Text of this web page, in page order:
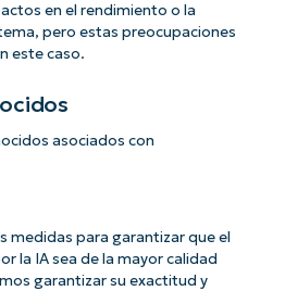
en el rendimiento o la
pero estas preocupaciones
este caso.
asociados con
medidas para garantizar que el
la IA sea de la mayor calidad
garantizar su exactitud y